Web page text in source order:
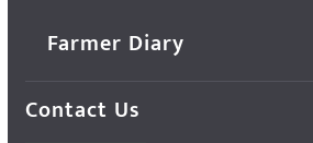
Farmer Diary
Contact Us